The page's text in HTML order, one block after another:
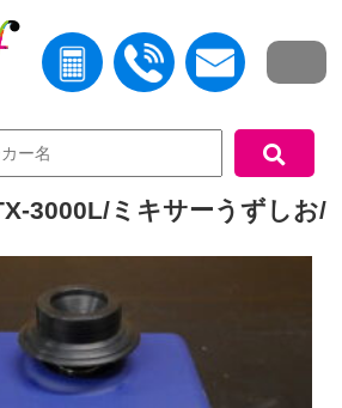
3000L/ミキサーうずしお/